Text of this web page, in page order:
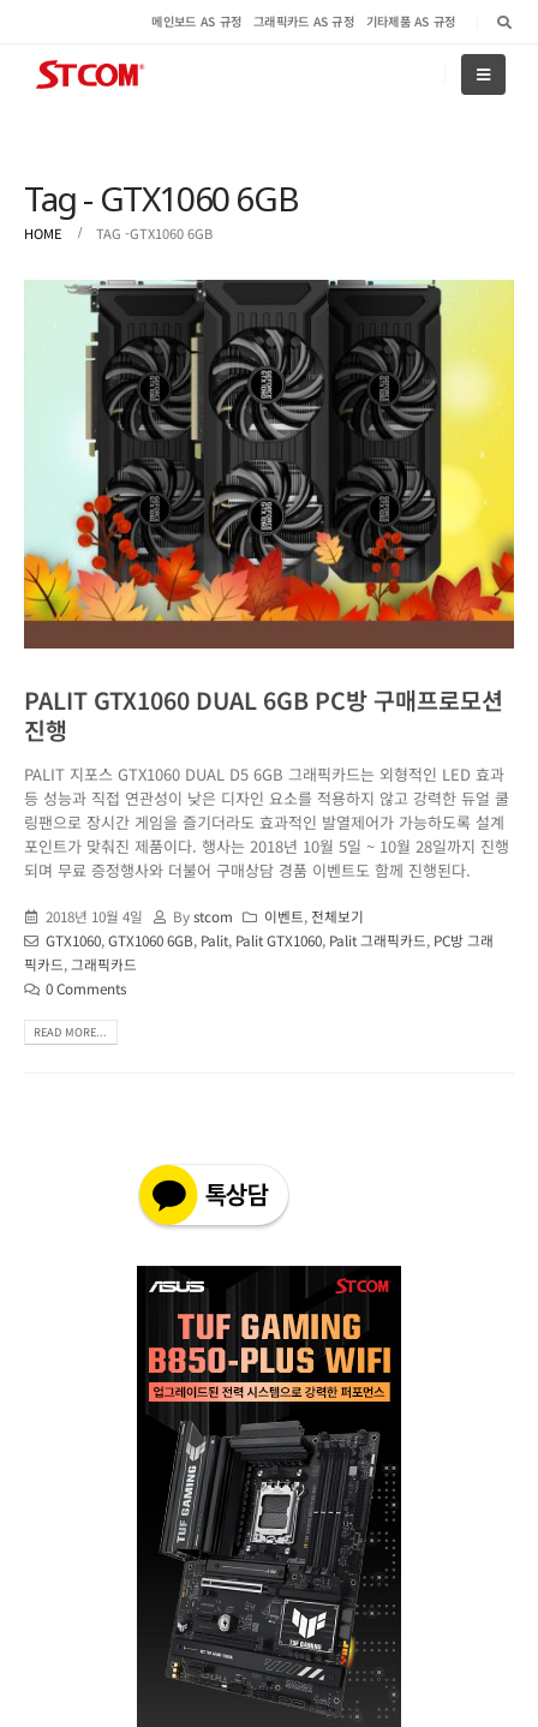
메인보드 AS 규정 그래픽카드 AS 규정 기타제품 AS 규정
Tag - GTX1060 6GB
HOME TAG -GTX1060 6GB
PALIT GTX1060 DUAL 6GB PC방 구매프로모션
진행
PALIT 지포스 GTX1060 DUAL D5 6GB 그래픽카드는 외형적인 LED 효과
등 성능과 직접 연관성이 낮은 디자인 요소를 적용하지 않고 강력한 듀얼 쿨
링팬으로 장시간 게임을 즐기더라도 효과적인 발열제어가 가능하도록 설계
포인트가 맞춰진 제품이다. 행사는 2018년 10월 5일 ~ 10월 28일까지 진행
되며 무료 증정행사와 더불어 구매상담 경품 이벤트도 함께 진행된다.
2018년 10월 4일 Bystcom 이벤트, 전체보기
GTX1060,GTX1060 6GB, Palit, Palit GTX1060, Palit 그래픽카드, PC방 그래
픽카드,그래픽카드
0 Comments
READ MORE...